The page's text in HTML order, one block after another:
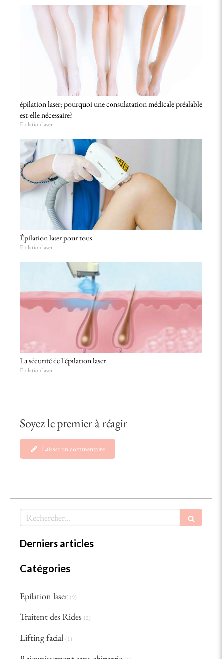
épilation laser; pourquoi une consulatation médicale préalable
est-elle nécessaire?
Epilation laser
Épilation laser pour tous
Epilation laser
La sécurité de l'épilation laser
Epilation laser
Soyez le premier à réagir
Laisser un commentaire
Rechercher
Derniers articles
Catégories
Epilation laser (9)
Traitent des Rides (2)
Lifting facial (1)